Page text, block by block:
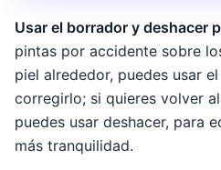
Usar el borrador y deshacer
pintas por accidente sobre
piel alrededor, puedes usar
corregirlo; si quieres volver
puedes usar deshacer, para
más tranquilidad.